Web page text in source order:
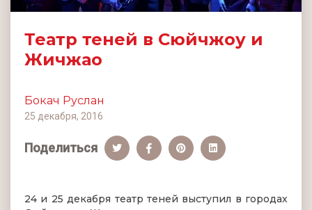
Театр теней в Сюйчжоу и
Жичжао
Бокач Руслан
25 декабря, 2016
Поделиться
24 и 25 декабря театр теней выступил в городах